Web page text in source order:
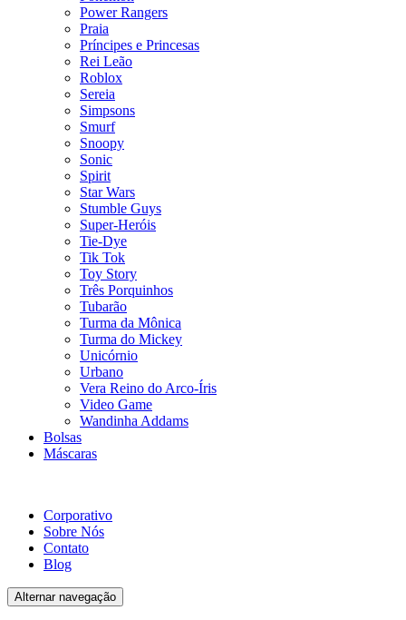
Power Rangers
Praia
Príncipes e Princesas
Rei Leão
Roblox
Sereia
Simpsons
Smurf
Snoopy
Sonic
Spirit
Star Wars
Stumble Guys
Super-Heróis
Tie-Dye
Tik Tok
Toy Story
Três Porquinhos
Tubarão
Turma da Mônica
Turma do Mickey
Unicórnio
Urbano
Vera Reino do Arco-Íris
Video Game
Wandinha Addams
Bolsas
Máscaras
Corporativo
Sobre Nós
Contato
Blog
Alternar navegação